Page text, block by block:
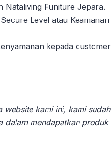
Nataliving Funiture Jepara.
Level atau Keamanan
kepada customer
website kami ini, kami sudah
dalam mendapatkan produk